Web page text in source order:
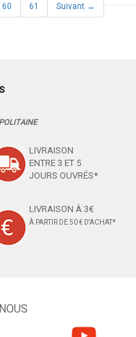
60
61 Suivant →
LIVRAISON
ENTRE 3 ET 5
JOURS OUVRÉS*
LIVRAISON À 3€
À PARTIR DE 50 € D'ACHAT*